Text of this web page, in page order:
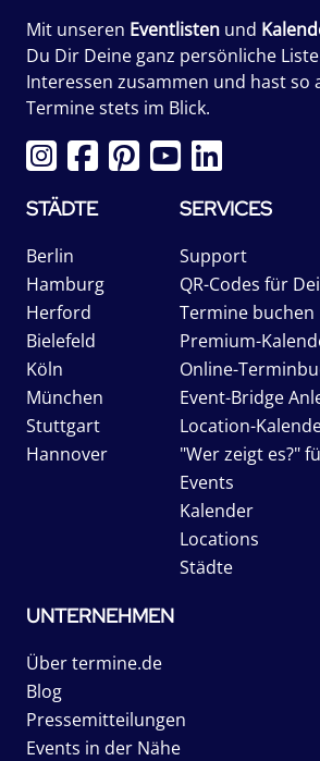
Mit unseren Eventlisten und
Du Dir Deine ganz persönliche
Interessen zusammen und hast so
Termine stets im Blick.
STÄDTE
Berlin
Hamburg
Herford
Bielefeld
Köln
München
Stuttgart
Hannover
SERVICES
Support
QR-Codes für
Termine buchen
Premium-
Online-
Event-Bridge
Location-
"Wer zeigt es?"
Events
Kalender
Locations
Städte
UNTERNEHMEN
Über termine.de
Blog
Pressemitteilungen
Events in der Nähe